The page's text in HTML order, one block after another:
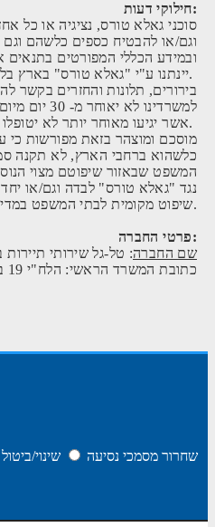
חילוקי דעות:
סוכני גאלא טורס, נציגיה או כל
וגם/או להבטיח כספים כלשהם וגם
ובמידע הכללי המפורטים בתנאים
יינתנו ע"י "גאלא טורס" בארץ בלבד רק לאחר בירור הבקשה.
בירורים, תלונות והחזרים בקשר
למשרדינו לא
אשר יגיעו מאוחר יותר לא יטופלו.
מוסכם ומוצהר בזאת מפורשות
כלשהוא ברחבי הארץ, לא תקנה
המשפט שבאזור שיפוטם מצוי
נגד "גאלא טורס" לבדה וגם/או
שיפוט מקומית לבתי המשפט במדינת ישראל בלבד.
פרטי החברה:
שם החברה: טל-גל שירותי תיירות בע"מ
כתובת המשרד הראשי: הלח"י 19 בני ברק 5120028 ( ארקיע )
שחרור מסמכי נסיעה שינוי/